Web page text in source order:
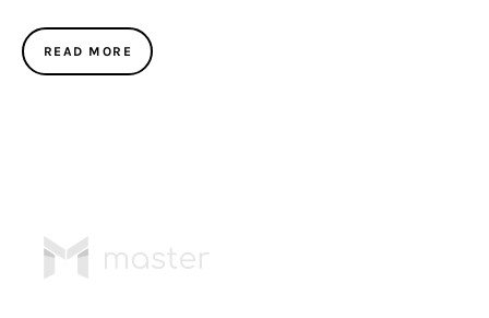
Agenzia e media
READ MORE